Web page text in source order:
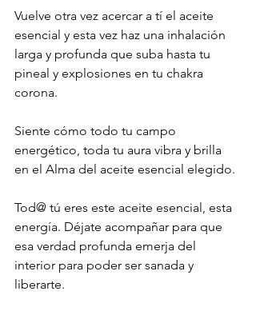
Vuelve otra vez acercar a tí el aceite
esencial y esta vez haz una inhalación
larga y profunda que suba hasta tu
pineal y explosiones en tu chakra
corona.
Siente cómo todo tu campo
energético, toda tu aura vibra y brilla
en el Alma del aceite esencial elegido.
Tod@ tú eres este aceite esencial, esta
energía. Déjate acompañar para que
esa verdad profunda emerja del
interior para poder ser sanada y
liberarte.